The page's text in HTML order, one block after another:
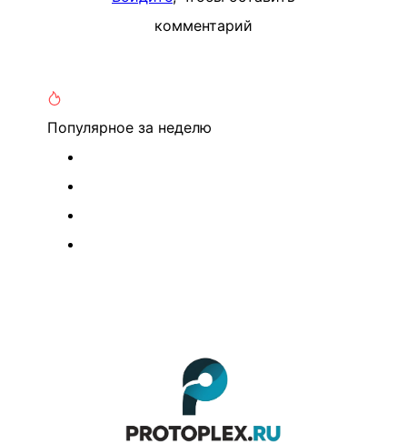
комментарий
Популярное за неделю